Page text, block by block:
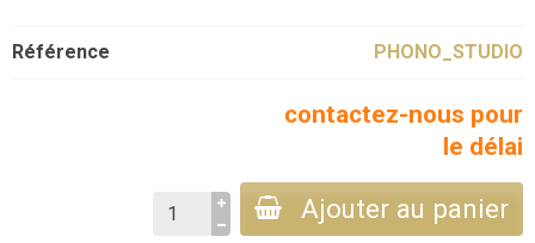
Référence PHONO_STUDIO
contactez-nous pour
le délai
Ajouter au panier